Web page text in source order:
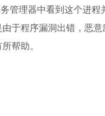
管理器中看到这个进
于程序漏洞出错，恶
帮助。